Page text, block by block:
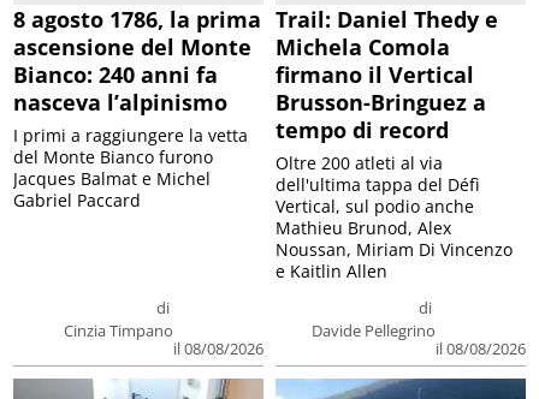
8 agosto 1786, la prima
ascensione del Monte
Bianco: 240 anni fa
nasceva l’alpinismo
di
Cinzia Timpano
il 08/08/2026
I primi a raggiungere la vetta
del Monte Bianco furono
Jacques Balmat e Michel
Gabriel Paccard
Trail: Daniel Thedy e
Michela Comola
firmano il Vertical
Brusson-Bringuez a
tempo di record
di
Davide Pellegrino
il 08/08/2026
Oltre 200 atleti al via
dell'ultima tappa del Défì
Vertical, sul podio anche
Mathieu Brunod, Alex
Noussan, Miriam Di Vincenzo
e Kaitlin Allen